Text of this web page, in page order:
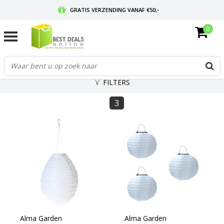
GRATIS VERZENDING VANAF €50,-
GRATIS RETOURNEREN EN 30 DAGEN BEDENKTIJD
0
FILTERS
3
Alma Garden
Alma Garden